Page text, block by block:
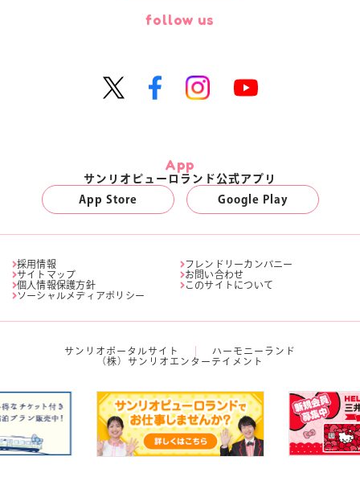
follow us
App
サンリオピューロランド公式アプリ
App Store
Google Play
採用情報
フレンドリーカンパニー
サイトマップ
お問い合わせ
個人情報保護方針
このサイトについて
ソーシャルメディアポリシー
サンリオポータルサイト
ハーモニーランド
（株）サンリオエンターテイメント